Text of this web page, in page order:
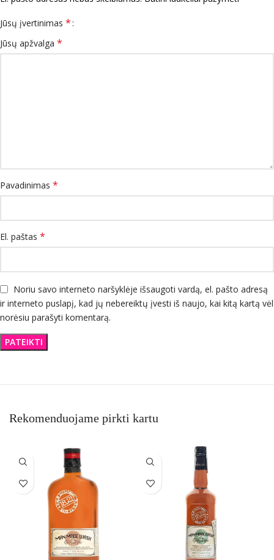
Jūsų įvertinimas *
Jūsų apžvalga *
Pavadinimas *
El. paštas *
Noriu savo interneto naršyklėje išsaugoti vardą, el. pašto adresą
ir interneto puslapį, kad jų nebereiktų įvesti iš naujo, kai kitą kartą vėl
norėsiu parašyti komentarą.
Rekomenduojame pirkti kartu